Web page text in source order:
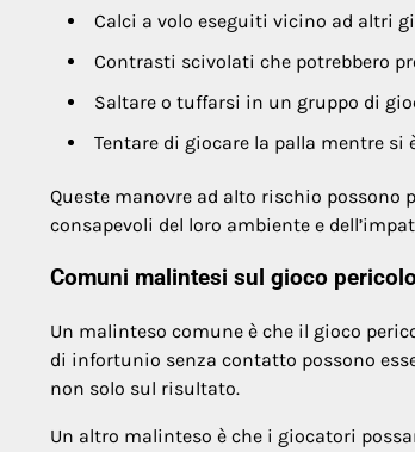
Calci a volo eseguiti vicino ad altri
Contrasti scivolati che potrebbero
Saltare o tuffarsi in un gruppo di
Tentare di giocare la palla mentre si
Queste manovre ad alto rischio possono
consapevoli del loro ambiente e
Comuni malintesi sul gioco
Un malinteso comune è che il gioco
di infortunio senza contatto possono
non solo sul risultato.
Un altro malinteso è che i giocatori